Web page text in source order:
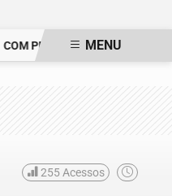
PESAR, NOS DESPEDIMOS
MENU
255Acessos